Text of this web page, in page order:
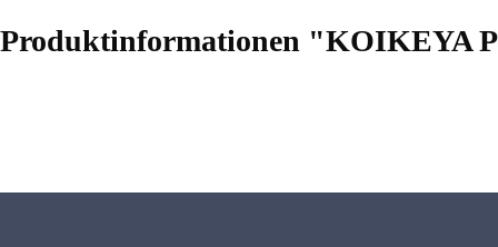
Produktinformationen "KOIKEYA